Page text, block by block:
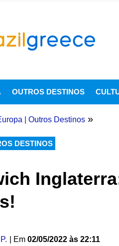
OUTROS DESTINOS
Outros Destinos »
DESTINOS
| Em 02/05/2022 às 22:11